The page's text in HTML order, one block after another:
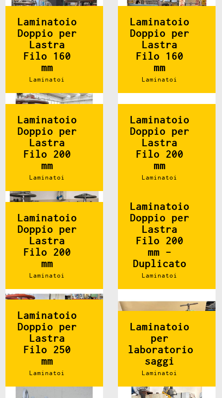
Laminatoio
Doppio per
Lastra
Filo 160
mm
Laminatoi
Laminatoio
Doppio per
Lastra
Filo 160
mm
Laminatoi
Laminatoio
Doppio per
Lastra
Filo 200
mm
Laminatoi
Laminatoio
Doppio per
Lastra
Filo 200
mm
Laminatoi
Laminatoio
Doppio per
Lastra
Filo 200
mm
Laminatoi
Laminatoio
Doppio per
Lastra
Filo 200
mm -
Duplicato
Laminatoi
Laminatoio
Doppio per
Lastra
Filo 250
mm
Laminatoi
Laminatoio
per
laboratorio
saggi
Laminatoi